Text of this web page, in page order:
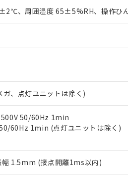
、周囲湿度 65±5%RH、操作ひ
、点灯ユニットは除く)
50/60Hz 1min
60Hz 1min (点灯ユニットは除く)
1.5mm (接点開離1ms以内)
標準価格結果を当社の事前の承諾な
ります。
者とは、 "個人情報の共同利用に関
ます。
況などにより、予定月が前後するこ
ダウンロードすることができます。
点で非含有を証明するもので、過去
タル酸エステル類４物質の対応で
への在庫切替を完了していることか
。
限
売先および販売に係わる関係者が違